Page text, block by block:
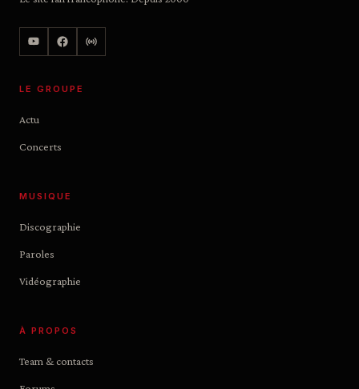
LE GROUPE
Actu
Concerts
MUSIQUE
Discographie
Paroles
Vidéographie
À PROPOS
Team & contacts